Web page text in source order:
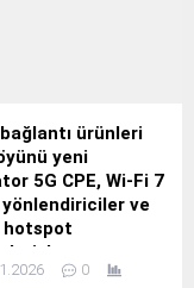
ürünleri
yeni
5G CPE, Wi-Fi 7
yönlendiriciler ve
hotspot
0